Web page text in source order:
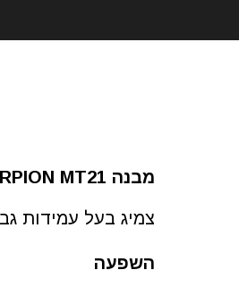
מבנה SCORPION MT21
צמיג בעל עמידות
השפעה